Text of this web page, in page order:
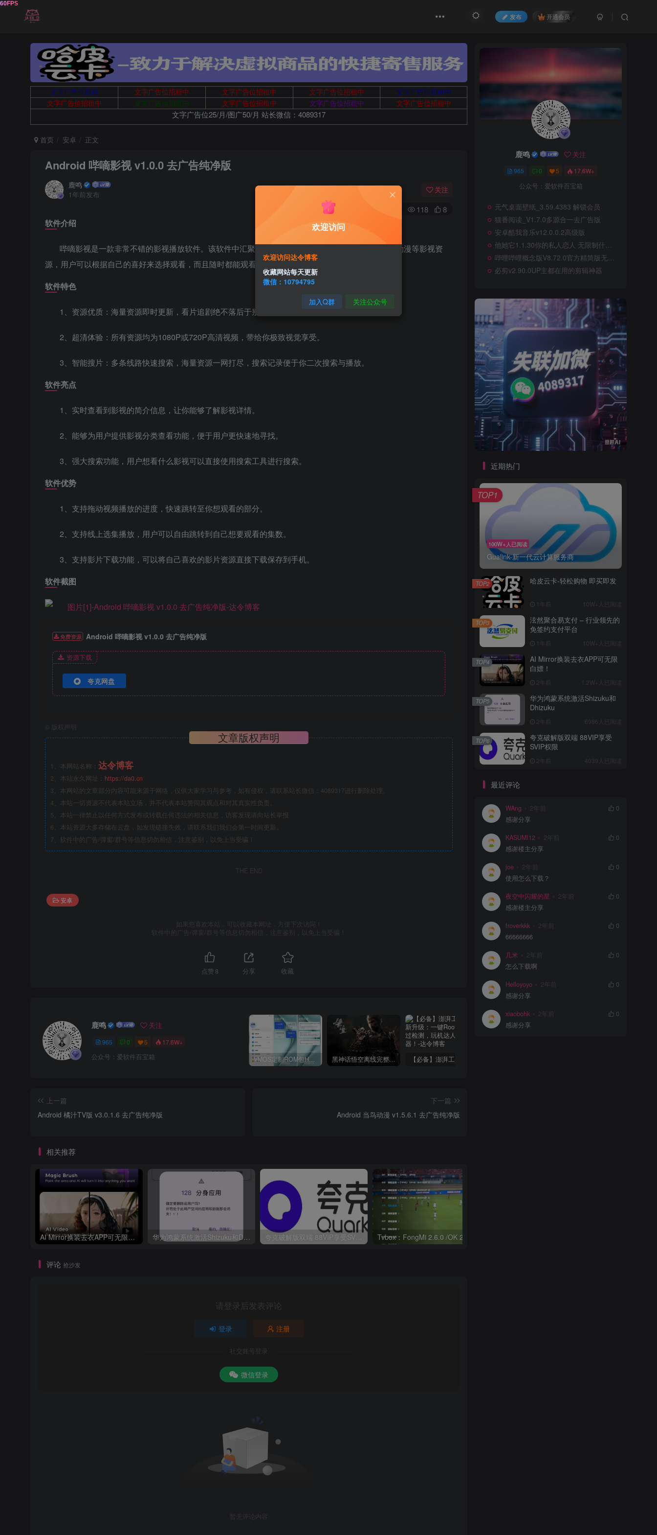
发布 开通会员
文字广告位招租 文字广告位招租中 文字广告位招租中 文字广告位招租中
文字广告位招租中
文字广告位招租中
文字广告位招租中 文字广告位招租中 文字广告位招租中 文字广告位招租中
文字广告位25/月/图广50/月 站长微信：4089317
首页 安卓 正文
Android 哔嘀影视 v1.0.0 去广告纯净版
鹿鸣
1年前发布
关注
118 8
软件介绍
哔嘀影视是一款非常不错的影视播放软件。该软件中汇聚了时下最新最热的电视剧、电影、综艺、动漫等影视资
源，用户可以根据自己的喜好来选择观看，而且随时都能观看。
软件特色
1、资源优质：海量资源即时更新，看片追剧绝不落后于别人。
2、超清体验：所有资源均为1080P或720P高清视频，带给你极致视觉享受。
3、智能搜片：多条线路快速搜索，海量资源一网打尽，搜索记录便于你二次搜索与播放。
软件亮点
1、实时查看到影视的简介信息，让你能够了解影视详情。
2、能够为用户提供影视分类查看功能，便于用户更快速地寻找。
3、强大搜索功能，用户想看什么影视可以直接使用搜索工具进行搜索。
软件优势
1、支持拖动视频播放的进度，快速跳转至你想观看的部分。
2、支持线上选集播放，用户可以自由跳转到自己想要观看的集数。
3、支持影片下载功能，可以将自己喜欢的影片资源直接下载保存到手机。
软件截图
免费资源 Android 哔嘀影视 v1.0.0 去广告纯净版
资源下载
夸克网盘
版权声明
文章版权声明
1、本网站名称： 达令博客
2、本站永久网址： https://da0.cn
3、本网站的文章部分内容可能来源于网络，仅供大家学习与参考，如有侵权，请联系站长微信：4089317进行删除处理。
4、本站一切资源不代表本站立场，并不代表本站赞同其观点和对其真实性负责。
5、本站一律禁止以任何方式发布或转载任何违法的相关信息，访客发现请向站长举报
6、本站资源大多存储在云盘，如发现链接失效，请联系我们我们会第一时间更新。
7、软件中的广告/弹窗/群号等信息切勿相信，注意鉴别，以免上当受骗！
THE END
安卓
如果您喜欢本站，可以收藏本网址，方便下次访问！
软件中的广告/弹窗/群号等信息切勿相信，注意鉴别，以免上当受骗！
点赞 8 分享 收藏
鹿鸣 关注
965 0 5 17.6W+
公众号：爱软件百宝箱 VMOS定制ROM包HnciseOS9.6.0兼容解锁 黑神话悟空离线完整版+修改器
上一篇
Android 橘汁TV版 v3.0.1.6 去广告纯净版
下一篇
Android 当鸟动漫 v1.5.6.1 去广告纯净版
相关推荐
AI Mirror换装去衣APP可无限白嫖！ 华为鸿蒙系统激活Shizuku和Dhizuku 夸克破解版双端 88VIP享受SVIP权限
评论 抢沙发
请登录后发表评论
登录 注册
社交账号登录
微信登录
暂无评论内容
鹿鸣 关注
965 0 5 17.6W+
公众号：爱软件百宝箱
元气桌面壁纸_3.59.4383 解锁会员
猫番阅读_V1.7.0多源合一去广告版
安卓酷我音乐v12.0.0.2高级版
他她它1.1.30你的私人恋人 无限制什么都可以聊
哔哩哔哩概念版V8.72.0官方精简版无广告
必剪v2.90.0UP主都在用的剪辑神器
近期热门
100W+人已阅读
Gualink-新一代云计算服务商
TOP1
哈皮云卡-轻松购物 即买即发
1年前 10W+人已阅读
TOP2
泫然聚合易支付 – 行业领先的
免签约支付平台
1年前 10W+人已阅读
TOP3
AI Mirror换装去衣APP可无限
白嫖！
2年前 1.2W+人已阅读
TOP4
华为鸿蒙系统激活Shizuku和
Dhizuku
2年前 6986人已阅读
TOP5
夸克破解版双端 88VIP享受
SVIP权限
2年前 4039人已阅读
TOP6
最近评论
WAng 2年前
0
感谢分享
KASUMI12 2年前
0
感谢楼主分享
joe 2年前
0
使用怎么下载？
夜空中闪耀的星 2年前
0
感谢楼主分享
froverkkk 2年前
0
66666666
几米 2年前
0
怎么下载啊
Helloyoyo 2年前
0
感谢分享
xiaobohk 2年前
0
感谢分享
欢迎访问
欢迎访问达令博客
收藏网站每天更新
微信：10794795
加入Q群 关注公众号